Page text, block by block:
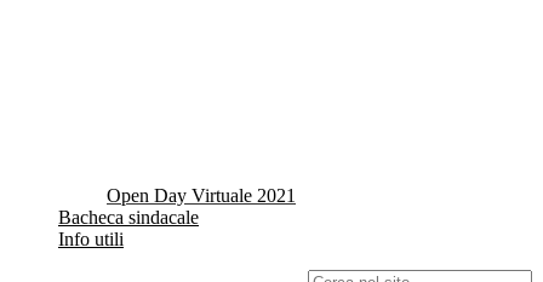
Open Day Virtuale 2021
Bacheca sindacale
Info utili